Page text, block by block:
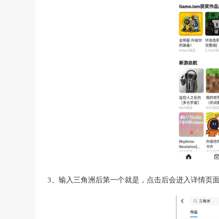
3、输入三角洲后第一个就是，点击后会进入详情页